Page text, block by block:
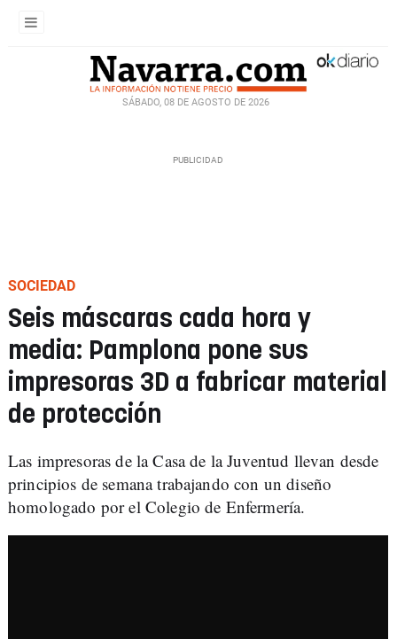
SÁBADO, 08 DE AGOSTO DE 2026
SOCIEDAD
Seis máscaras cada hora y
media: Pamplona pone sus
impresoras 3D a fabricar material
de protección
Las impresoras de la Casa de la Juventud llevan desde
principios de semana trabajando con un diseño
homologado por el Colegio de Enfermería.